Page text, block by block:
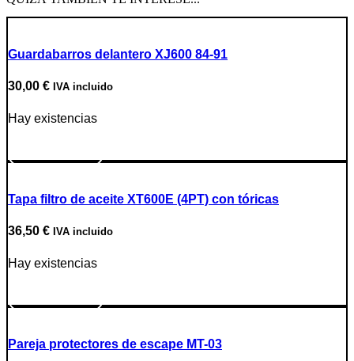
Guardabarros delantero XJ600 84-91
30,00 € IVA incluido
Hay existencias
Tapa filtro de aceite XT600E (4PT) con tóricas
36,50 € IVA incluido
Hay existencias
Pareja protectores de escape MT-03